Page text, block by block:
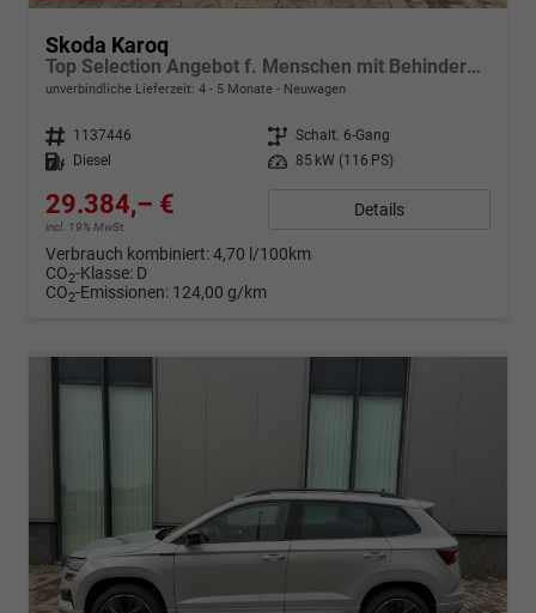
Skoda Karoq
Top Selection Angebot f. Menschen mit Behinderung 100%! 2.0 TDI 115PS, 17" Alu, ACC/Tempomat, Parksensoren vorn/hinten, Rückfahrkamera, KESSY, Elektrische Heckklappe, Sitzheizung vorn u. hinten, Frontscheibe beheizt, Dachreling silber, Virtual Cockpit 10"
unverbindliche Lieferzeit: 4 - 5 Monate Neuwagen
Fahrzeugnr. 1137446 Getriebe Schalt. 6-Gang
Kraftstoff
Diesel Leistung 85 kW (116 PS)
29.384,– €
incl. 19% MwSt.
Details
Verbrauch kombiniert:4,70 l/100km
CO2-Klasse: D
CO2-Emissionen: 124,00 g/km